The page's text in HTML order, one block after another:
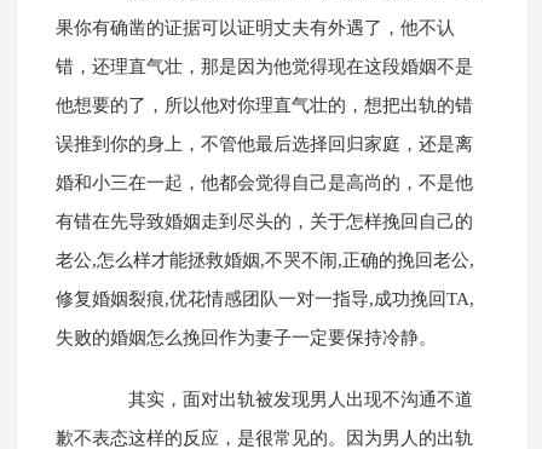
果你有确凿的证据可以证明丈夫有外遇了，他不认
错，还理直气壮，那是因为他觉得现在这段婚姻不是
他想要的了，所以他对你理直气壮的，想把出轨的错
误推到你的身上，不管他最后选择回归家庭，还是离
婚和小三在一起，他都会觉得自己是高尚的，不是他
有错在先导致婚姻走到尽头的，关于怎样挽回自己的
老公,怎么样才能拯救婚姻,不哭不闹,正确的挽回老公,
修复婚姻裂痕,优花情感团队一对一指导,成功挽回TA,
失败的婚姻怎么挽回作为妻子一定要保持冷静。
其实，面对出轨被发现男人出现不沟通不道
歉不表态这样的反应，是很常见的。因为男人的出轨